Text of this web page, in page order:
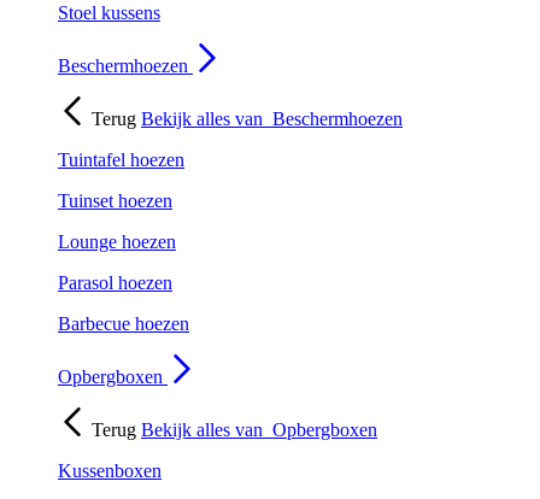
Stoel kussens
Beschermhoezen
Terug Bekijk alles van Beschermhoezen
Tuintafel hoezen
Tuinset hoezen
Lounge hoezen
Parasol hoezen
Barbecue hoezen
Opbergboxen
Terug Bekijk alles van Opbergboxen
Kussenboxen